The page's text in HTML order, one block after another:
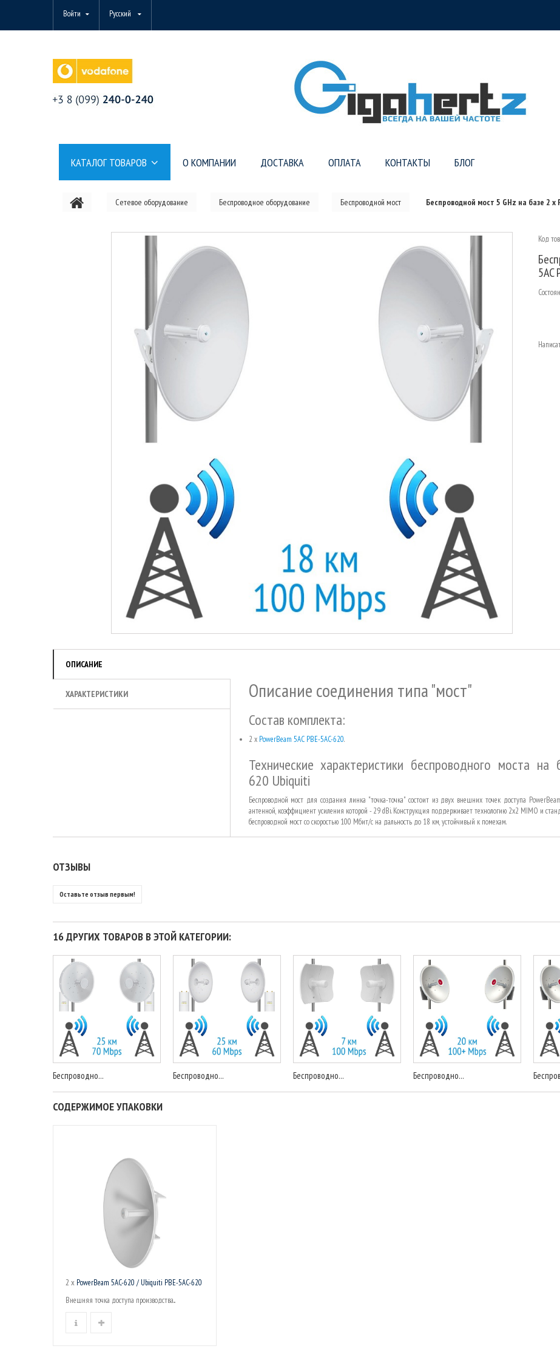
Войти Русский
КАТАЛОГ ТОВАРОВ О КОМПАНИИ ДОСТАВКА ОПЛАТА КОНТАКТЫ БЛОГ
Сетевое оборудование Беспроводное оборудование Беспроводной мост Беспроводной мост 5 GHz на базе 2 x
Код
5AC
ОПИСАНИЕ
ХАРАКТЕРИСТИКИ Описание соединения типа "мост"
Состав комплекта:
2 x PowerBeam 5AC PBE-5AC-620.
Технические характеристики беспроводного моста
620 Ubiquiti
Беспроводной мост для создания линка "точка-точка" состоит из двух внешних точек доступа
антенной, коэффициент усиления которой - 29 dBi. Конструкция поддерживает технологию 2x2 MIMO и
беспроводной мост со скоростью 100 Мбит/с на дальность до 18 км, устойчивый к помехам.
ОТЗЫВЫ
Оставьте отзыв первым!
16 ДРУГИХ ТОВАРОВ В ЭТОЙ КАТЕГОРИИ:
Беспроводно... Беспроводно... Беспроводно... Беспроводно...
СОДЕРЖИМОЕ УПАКОВКИ
2 x PowerBeam 5AC-620 / Ubiquiti PBE-5AC-620
Внешняя точка доступа производства...